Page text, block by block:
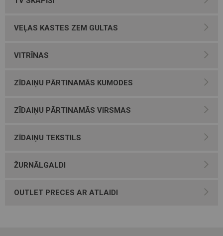
VEĻAS KASTES ZEM GULTAS
VITRĪNAS
ZĪDAIŅU PĀRTINAMĀS KUMODES
ZĪDAIŅU PĀRTINAMĀS VIRSMAS
ZĪDAIŅU TEKSTILS
ŽURNĀLGALDI
OUTLET PRECES AR ATLAIDI